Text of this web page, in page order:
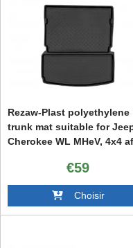
Rezaw-Plast polyethylene
trunk mat suitable for
Cherokee WL MHeV, 4x4
€59
Choisir